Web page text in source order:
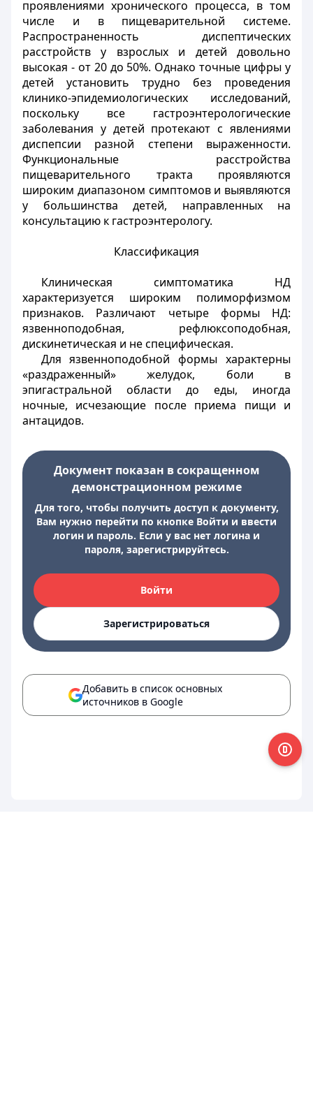
проявлениями хронического процесса, в том
числе и в пищеварительной системе.
Распространенность диспептических
расстройств у взрослых и детей довольно
высокая - от 20 до 50%. Однако точные цифры у
детей установить трудно без проведения
клинико-эпидемиологических исследований,
поскольку все гастроэнтерологические
заболевания у детей протекают с явлениями
диспепсии разной степени выраженности.
Функциональные расстройства
пищеварительного тракта проявляются
широким диапазоном симптомов и выявляются
у большинства детей, направленных на
консультацию к гастроэнтерологу.
Классификация
Клиническая симптоматика НД
характеризуется широким полиморфизмом
признаков. Различают четыре формы НД:
язвенноподобная, рефлюксоподобная,
дискинетическая и не специфическая.
Для язвенноподобной формы характерны
«раздраженный» желудок, боли в
эпигастральной области до еды, иногда
ночные, исчезающие после приема пищи и
антацидов.
Документ показан в сокращенном
демонстрационном режиме
Для того, чтобы получить доступ к документу,
Вам нужно перейти по кнопке Войти и ввести
логин и пароль. Если у вас нет логина и
пароля, зарегистрируйтесь.
Войти
Зарегистрироваться
Добавить в список основных
источников в Google